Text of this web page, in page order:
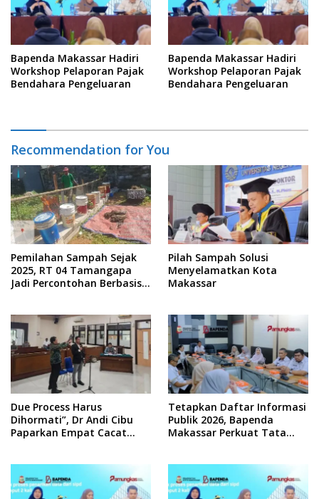
Bapenda Makassar Hadiri
Workshop Pelaporan Pajak
Bendahara Pengeluaran
Bapenda Makassar Hadiri
Workshop Pelaporan Pajak
Bendahara Pengeluaran
Recommendation for You
Pemilahan Sampah Sejak
2025, RT 04 Tamangapa
Jadi Percontohan Berbasis
Pilah Sampah Solusi
Menyelamatkan Kota
Makassar
Due Process Harus
Dihormati”, Dr Andi Cibu
Paparkan Empat Cacat
Tetapkan Daftar Informasi
Publik 2026, Bapenda
Makassar Perkuat Tata